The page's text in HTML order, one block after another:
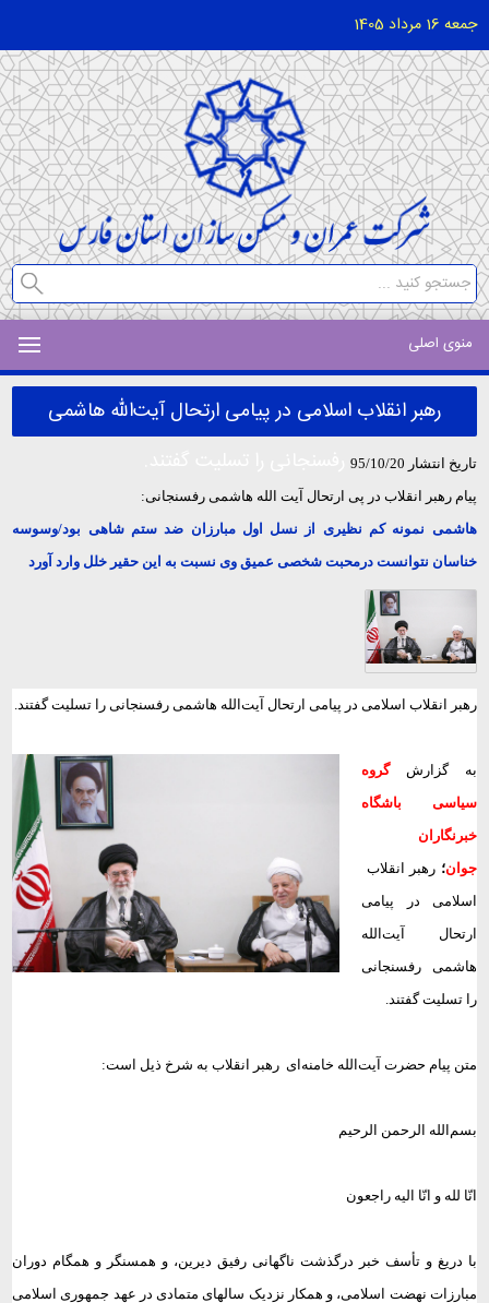
جمعه 16 مرداد 1405
منوی اصلی
رهبر انقلاب اسلامی در پیامی ارتحال آیت‌الله هاشمی
تاریخ انتشار 95/10/20
پیام رهبر انقلاب در پی ارتحال آیت الله هاشمی رفسنجانی:
هاشمی نمونه کم نظیری از نسل اول مبارزان ضد ستم شاهی بود/وسوسه
خناسان نتوانست درمحبت شخصی عمیق وی نسبت به این حقیر خلل وارد آورد
رهبر انقلاب اسلامی در پیامی ارتحال آیت‌الله هاشمی رفسنجانی را تسلیت گفتند.
به گزارش
گروه
سیاسی باشگاه
خبرنگاران
جوان؛ رهبر انقلاب
اسلامی در پیامی
ارتحال آیت‌الله
هاشمی رفسنجانی
را تسلیت گفتند.
متن پیام حضرت آیت‌الله خامنه‌ای رهبر انقلاب به شرخ ذیل است:
بسم‌الله الرحمن الرحیم
انّا لله و انّا الیه راجعون
با دریغ و تأسف خبر درگذشت ناگهانی رفیق دیرین، و همسنگر و همگام دوران
مبارزات نهضت اسلامی، و همکار نزدیک سالهای متمادی در عهد جمهوری اسلامی